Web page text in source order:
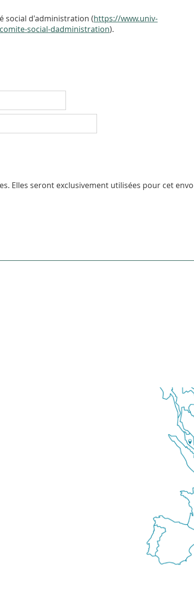
social d'administration (https://www.univ-
social-dadministration).
Elles seront exclusivement utilisées pour cet